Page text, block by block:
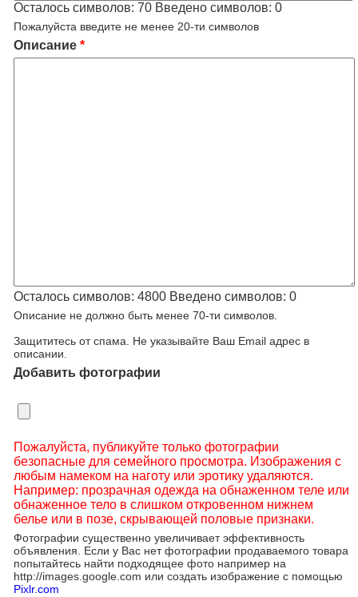
Осталось символов: 70 Введено символов: 0
Пожалуйста введите не менее 20-ти символов
Описание *
Осталось символов: 4800 Введено символов: 0
Описание не должно быть менее 70-ти символов.
Защититесь от спама. Не указывайте Ваш Email адрес в
описании.
Добавить фотографии
Пожалуйста, публикуйте только фотографии
безопасные для семейного просмотра. Изображения с
любым намеком на наготу или эротику удаляются.
Например: прозрачная одежда на обнаженном теле или
обнаженное тело в слишком откровенном нижнем
белье или в позе, скрывающей половые признаки.
Фотографии существенно увеличивает эффективность
объявления. Если у Вас нет фотографии продаваемого товара
попытайтесь найти подходящее фото например на
http://images.google.com или создать изображение с помощью
Pixlr.com